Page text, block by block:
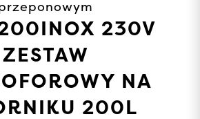
230V
ZESTAW
NA
200L